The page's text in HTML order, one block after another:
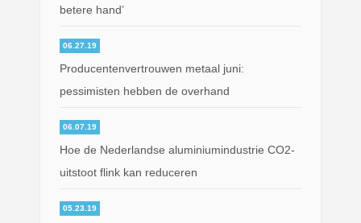
betere hand’
06.27.19
Producentenvertrouwen metaal juni:
pessimisten hebben de overhand
06.07.19
Hoe de Nederlandse aluminiumindustrie CO2-
uitstoot flink kan reduceren
05.23.19